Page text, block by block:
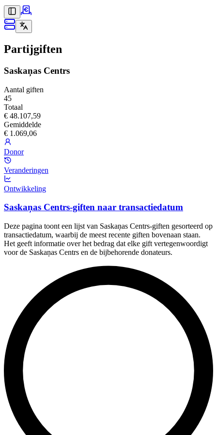
Partijgiften
Saskaņas Centrs
Aantal giften
45
Totaal
€ 48.107,59
Gemiddelde
€ 1.069,06
Donor
Veranderingen
Ontwikkeling
Saskaņas Centrs-giften naar transactiedatum
Deze pagina toont een lijst van Saskaņas Centrs-giften gesorteerd op
transactiedatum, waarbij de meest recente giften bovenaan staan.
Het geeft informatie over het bedrag dat elke gift vertegenwoordigt
voor de Saskaņas Centrs en de bijbehorende donateurs.